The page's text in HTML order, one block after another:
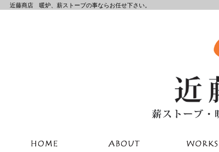
近藤商店 暖炉、薪ストーブの事ならお任せ下さい。